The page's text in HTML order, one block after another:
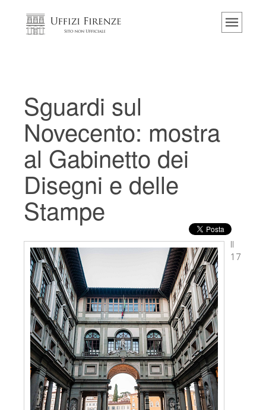
Home
Eventi e mostre
I commenti dei visitatori
Contattaci
Visita gli Uffizi
Prenota ora
Tour virtuale
Le nuove sale
Musei di Firenze
Museo nazionale del Bargello
Galleria dell'Accademia
Galleria Palatina
Museo delle Cappelle Medicee
Sguardi sul
Novecento: mostra
al Gabinetto dei
Disegni e delle
Stampe
Il
17